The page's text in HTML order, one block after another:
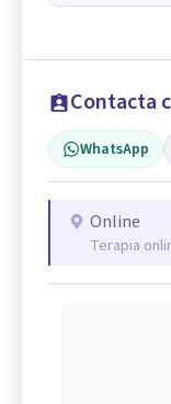
Contacta
WhatsApp
Online
Terapia